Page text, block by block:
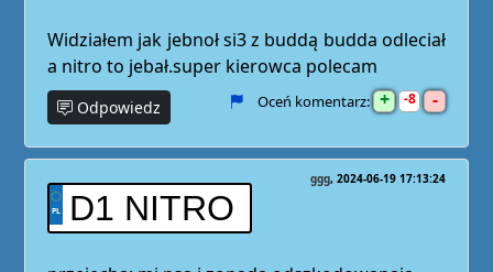
Widziałem jak jebnoł si3 z buddą budda odleciał
a nitro to jebał.super kierowca polecam
Odpowiedz Oceń komentarz: + 8 -
D1 NITRO
ggg 2024-06-19 17:13:24